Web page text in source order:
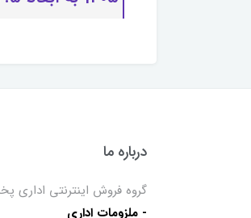
درباره ما
گروه فروش اینترنتی اداری
- ملزومات اداری